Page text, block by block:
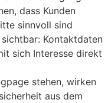
dass Kunden
sinnvoll sind
Kontaktdaten
sich Interesse direkt
stehen, wirken
aus dem